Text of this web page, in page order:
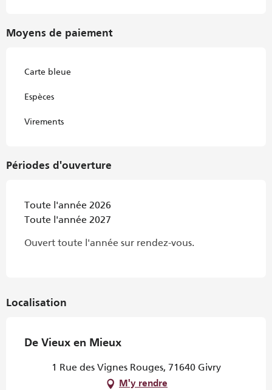
Moyens de paiement
Carte bleue
Espèces
Virements
Périodes d'ouverture
Toute l'année 2026
Toute l'année 2027
Ouvert toute l'année sur rendez-vous.
Localisation
De Vieux en Mieux
1 Rue des Vignes Rouges, 71640 Givry
M'y rendre